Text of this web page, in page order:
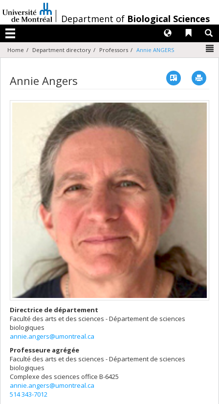
au
contenu
/Department of Biological Sciences
Menu
Liens
Langues
Home Department directory Professors Annie ANGERS
Annie Angers Vcard
Directrice de département
Faculté des arts et des sciences - Département de sciences
biologiques
annie.angers@umontreal.ca
Professeure agrégée
Faculté des arts et des sciences - Département de sciences
biologiques
Complexe des sciences office B-6425
annie.angers@umontreal.ca
514 343-7012